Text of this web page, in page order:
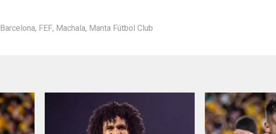
Barcelona, FEF, Machala, Manta Fútbol Club